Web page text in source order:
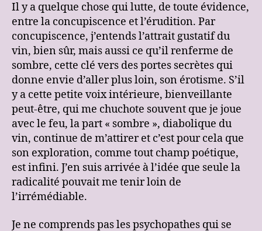
Il y a quelque chose qui lutte, de toute évidence,
entre la concupiscence et l’érudition. Par
concupiscence, j’entends l’attrait gustatif du
vin, bien sûr, mais aussi ce qu’il renferme de
sombre, cette clé vers des portes secrètes qui
donne envie d’aller plus loin, son érotisme. S’il
y a cette petite voix intérieure, bienveillante
peut-être, qui me chuchote souvent que je joue
avec le feu, la part « sombre », diabolique du
vin, continue de m’attirer et c’est pour cela que
son exploration, comme tout champ poétique,
est infini. J’en suis arrivée à l’idée que seule la
radicalité pouvait me tenir loin de
l’irrémédiable.
Je ne comprends pas les psychopathes qui se